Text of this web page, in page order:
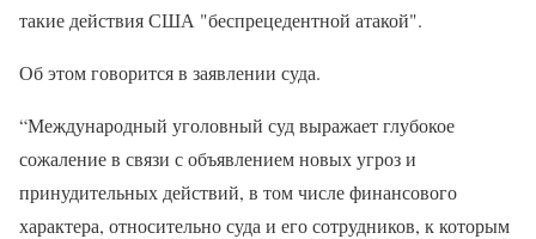
такие действия США "беспрецедентной атакой".
Об этом говорится в заявлении суда.
“Международный уголовный суд выражает глубокое
сожаление в связи с объявлением новых угроз и
принудительных действий, в том числе финансового
характера, относительно суда и его сотрудников, к которым